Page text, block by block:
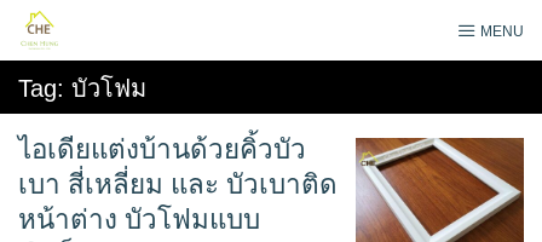
Skip
MENU
Tag: บัวโฟม
ไอเดียแต่งบ้านด้วยคิ้วบัว
เบา สี่เหลี่ยม และ บัวเบาติด
หน้าต่าง บัวโฟมแบบ